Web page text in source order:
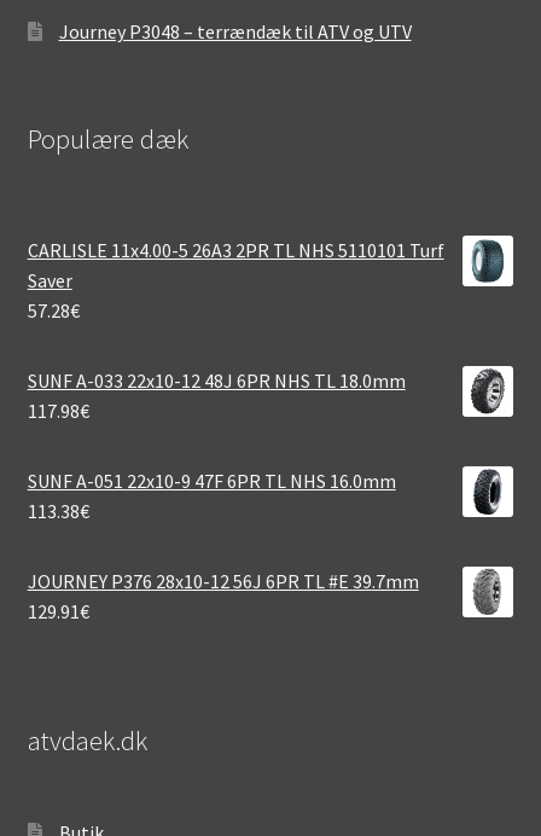
Journey P3048 – terrændæk til ATV og UTV
Populære dæk
CARLISLE 11x4.00-5 26A3 2PR TL NHS 5110101 Turf
Saver
57.28€
SUNF A-033 22x10-12 48J 6PR NHS TL 18.0mm
117.98€
SUNF A-051 22x10-9 47F 6PR TL NHS 16.0mm
113.38€
JOURNEY P376 28x10-12 56J 6PR TL #E 39.7mm
129.91€
atvdaek.dk